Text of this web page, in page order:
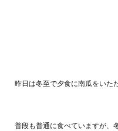
昨日は冬至で夕食に南瓜をいた
普段も普通に食べていますが、